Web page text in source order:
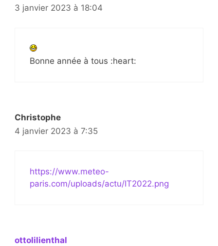
3 janvier 2023 à 18:04
Bonne année à tous :heart:
Christophe
4 janvier 2023 à 7:35
https://www.meteo-
paris.com/uploads/actu/IT2022.png
ottolilienthal